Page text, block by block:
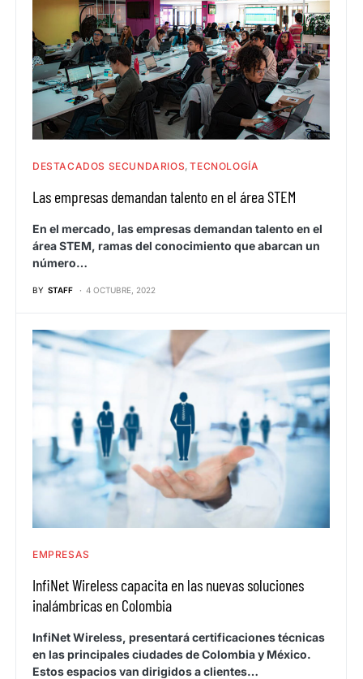
DESTACADOS SECUNDARIOS TECNOLOGÍA
Las empresas demandan talento en el área STEM
En el mercado, las empresas demandan talento en el
área STEM, ramas del conocimiento que abarcan un
número…
BY STAFF 4 OCTUBRE, 2022
EMPRESAS
InfiNet Wireless capacita en las nuevas soluciones
inalámbricas en Colombia
InfiNet Wireless, presentará certificaciones técnicas
en las principales ciudades de Colombia y México.
Estos espacios van dirigidos a clientes…